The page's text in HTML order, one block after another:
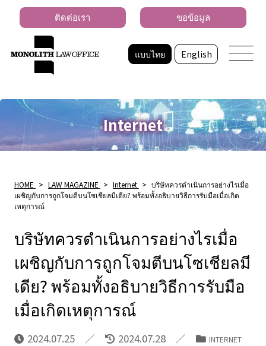
แบบไทย English
ติดต่อเรา ขอข้อมูล
Internet
HOME > LAW MAGAZINE > Internet > บริษัทควรดําเนินการอย่างไรเมื่อ
เผชิญกับการถูกโจมตีบนโซเชียลมีเดีย? พร้อมทั้งอธิบายวิธีการรับมือเมื่อเกิด
เหตุการณ์
บริษัทควรดําเนินการอย่างไรเมื่อ
เผชิญกับการถูกโจมตีบนโซเชียลมี
เดีย? พร้อมทั้งอธิบายวิธีการรับมือ
เมื่อเกิดเหตุการณ์
2024.07.25 2024.07.28 INTERNET